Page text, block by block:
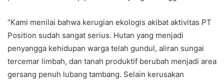
“Kami menilai bahwa kerugian ekologis akibat aktivitas PT
Position sudah sangat serius. Hutan yang menjadi
penyangga kehidupan warga telah gundul, aliran sungai
tercemar limbah, dan tanah produktif berubah menjadi area
gersang penuh lubang tambang. Selain kerusakan